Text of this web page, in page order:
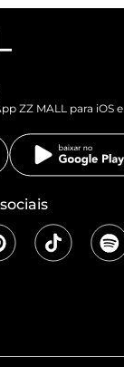
ZZ MALL para iOS e